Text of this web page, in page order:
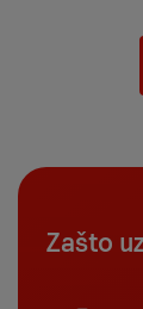
Zašto